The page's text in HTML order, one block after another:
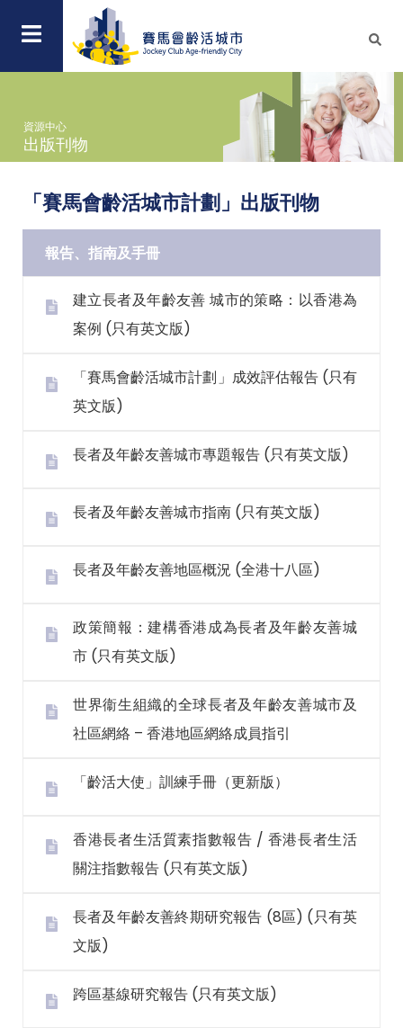
資源中心
出版刊物
「賽馬會齡活城市計劃」出版刊物
報告、指南及手冊
建立長者及年齡友善 城市的策略：以香港為
案例 (只有英文版)
「賽馬會齡活城市計劃」成效評估報告 (只有
英文版)
長者及年齡友善城市專題報告 (只有英文版)
長者及年齡友善城市指南 (只有英文版)
長者及年齡友善地區概況 (全港十八區)
政策簡報：建構香港成為長者及年齡友善城
市 (只有英文版)
世界衞生組織的全球長者及年齡友善城市及
社區網絡 – 香港地區網絡成員指引
「齡活大使」訓練手冊（更新版）
香港長者生活質素指數報告 / 香港長者生活
關注指數報告 (只有英文版)
長者及年齡友善終期研究報告 (8區) (只有英
文版)
跨區基線研究報告 (只有英文版)